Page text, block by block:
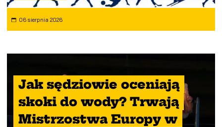
06 sierpnia 2026
Jak sędziowie oceniają
skoki do wody? Trwają
Mistrzostwa Europy w